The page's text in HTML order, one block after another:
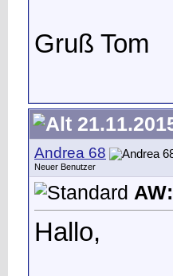
Gruß Tom
Andrea 68
Neuer Benutzer
Hallo,